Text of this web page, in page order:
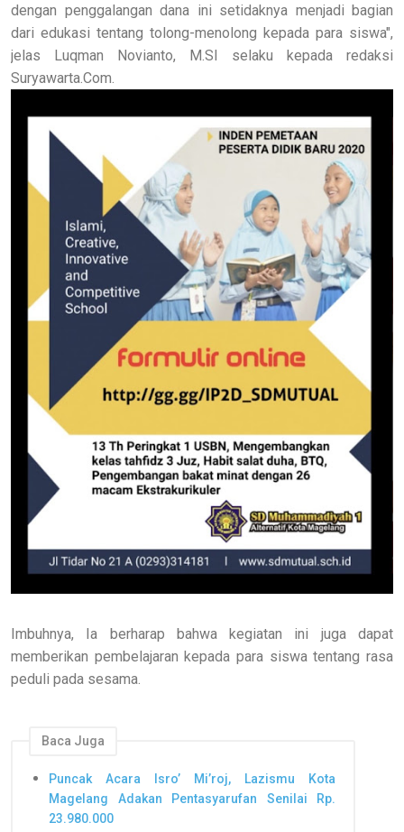
dengan penggalangan dana ini setidaknya menjadi bagian
dari edukasi tentang tolong-menolong kepada para siswa",
jelas Luqman Novianto, M.SI selaku kepada redaksi
Suryawarta.Com.
Imbuhnya, Ia berharap bahwa kegiatan ini juga dapat
memberikan pembelajaran kepada para siswa tentang rasa
peduli pada sesama.
Baca Juga
Puncak Acara Isro’ Mi’roj, Lazismu Kota
Magelang Adakan Pentasyarufan Senilai Rp.
23.980.000